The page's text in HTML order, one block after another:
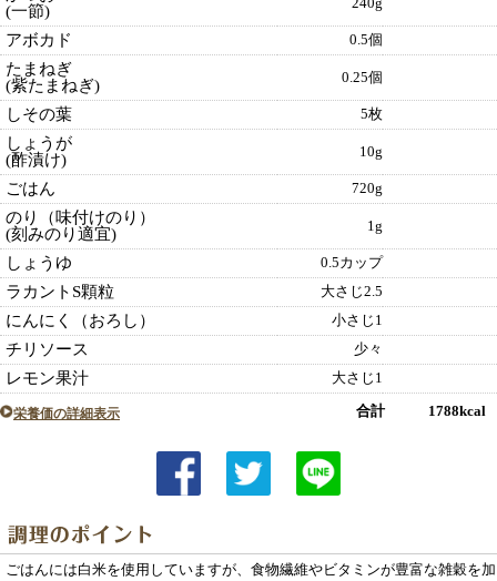
(一節)
240g
アボカド 0.5個
たまねぎ
(紫たまねぎ)
0.25個
しその葉 5枚
しょうが
(酢漬け)
10g
ごはん 720g
のり（味付けのり）
(刻みのり適宜)
1g
しょうゆ 0.5カップ
ラカントS顆粒 大さじ2.5
にんにく（おろし） 小さじ1
チリソース 少々
レモン果汁 大さじ1
栄養価の詳細表示 合計 1788kcal
ごはんには白米を使用していますが、食物繊維やビタミンが豊富な雑穀を加